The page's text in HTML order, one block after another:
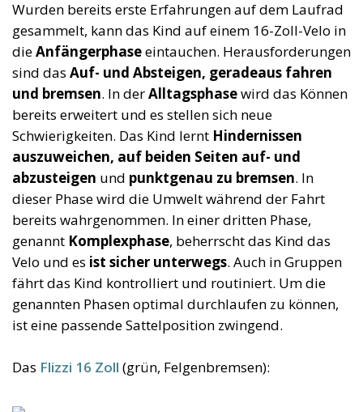
Wurden bereits erste Erfahrungen auf dem Laufrad
gesammelt, kann das Kind auf einem 16-Zoll-Velo in
dieAnfängerphaseeintauchen. Herausforderungen
sind das Auf- und Absteigen, geradeaus fahren
und bremsen. In derAlltagsphasewird das Können
bereits erweitert und es stellen sich neue
Schwierigkeiten. Das Kind lernt Hindernissen
auszuweichen, auf beiden Seiten auf- und
abzusteigen und punktgenau zu bremsen. In
dieser Phase wird die Umwelt während der Fahrt
bereits wahrgenommen. In einer dritten Phase,
genannt Komplexphase, beherrscht das Kind das
Velo und es ist sicher unterwegs. Auch in Gruppen
fährt das Kind kontrolliert und routiniert. Um die
genannten Phasen optimal durchlaufen zu können,
ist eine passende Sattelposition zwingend.
Das Flizzi 16 Zoll (grün, Felgenbremsen):